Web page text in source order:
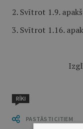
2. Svītrot 1.9.
3. Svītrot 1.16.
RĪKI
PASTĀSTI CITIEM